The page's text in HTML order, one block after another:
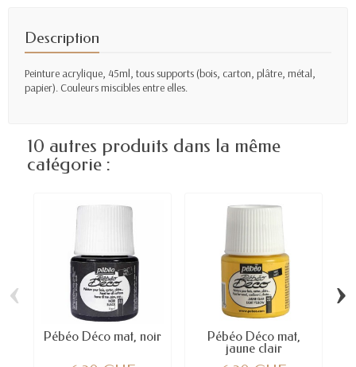
Description
Peinture acrylique, 45ml, tous supports (bois, carton, plâtre, métal,
papier). Couleurs miscibles entre elles.
10 autres produits dans la même
catégorie :
Pébéo Déco mat, noir Pébéo Déco mat,
jaune clair
‹ ›